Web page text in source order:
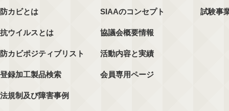
防カビとは
抗ウイルスとは
防カビポジティブリスト
登録加工製品検索
法規制及び障害事例
SIAAのコンセプト
協議会概要情報
活動内容と実績
会員専用ページ
試験事